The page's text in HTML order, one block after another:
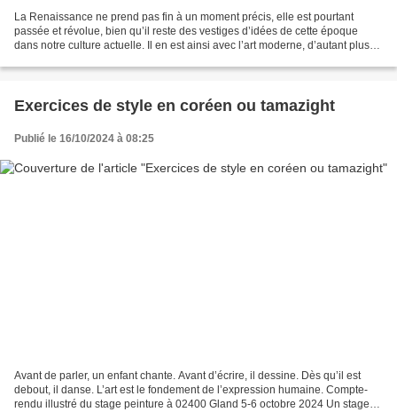
La Renaissance ne prend pas fin à un moment précis, elle est pourtant
passée et révolue, bien qu’il reste des vestiges d’idées de cette époque
dans notre culture actuelle. Il en est ainsi avec l’art moderne, d’autant plus
Exercices de style en coréen ou tamazight
Publié le 16/10/2024 à 08:25
Avant de parler, un enfant chante. Avant d’écrire, il dessine. Dès qu’il est
debout, il danse. L’art est le fondement de l’expression humaine. Compte-
rendu illustré du stage peinture à 02400 Gland 5-6 octobre 2024 Un stage